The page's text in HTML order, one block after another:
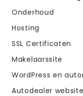
Onderhoud
Hosting
SSL Certificaten
Makelaarssite
WordPress en
Autodealer website